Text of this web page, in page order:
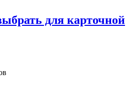
для карточной